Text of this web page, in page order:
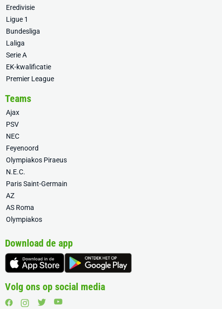
Eredivisie
Ligue 1
Bundesliga
Laliga
Serie A
EK-kwalificatie
Premier League
Teams
Ajax
PSV
NEC
Feyenoord
Olympiakos Piraeus
N.E.C.
Paris Saint-Germain
AZ
AS Roma
Olympiakos
Download de app
Volg ons op social media